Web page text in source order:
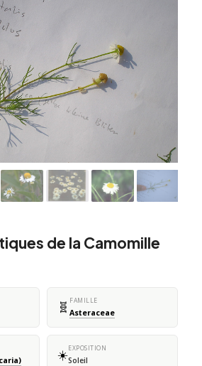
de la Camomille
🧬 FAMILLE
Asteraceae
☀️EXPOSITION
Soleil